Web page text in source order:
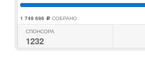
1 749 696 c СОБРАНО
СПОНСОРА
1232